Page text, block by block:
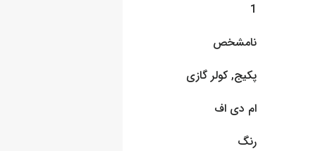
1
نامشخص
پکیج, کولر گازی
ام دی اف
رنگ